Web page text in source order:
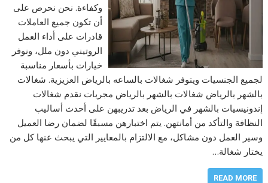
وكفاءة. نحن نحرص على
أن تكون جميع العاملات
قادرات على أداء العمل
الروتيني دون ملل، ونوفر
خيارات بأسعار مناسبة
لجميع الجنسيات ويتوفر شغالات بالساعه بالرياض العزيزية. شغالات
بالشهر بالرياض شغالات بالشهر بالرياض مجربات نقدم شغالات
إندونيسيات بالشهر في الرياض بعد تدريبهن على أحدث أساليب
النظافة والتأكد من أمانتهن. يتم اختبارهن مسبقًا لضمان رضا العميل
وسير العمل دون مشاكل، مع الالتزام بالمعايير التي يبحث عنها كل من
يختار شغالة…
READ MORE